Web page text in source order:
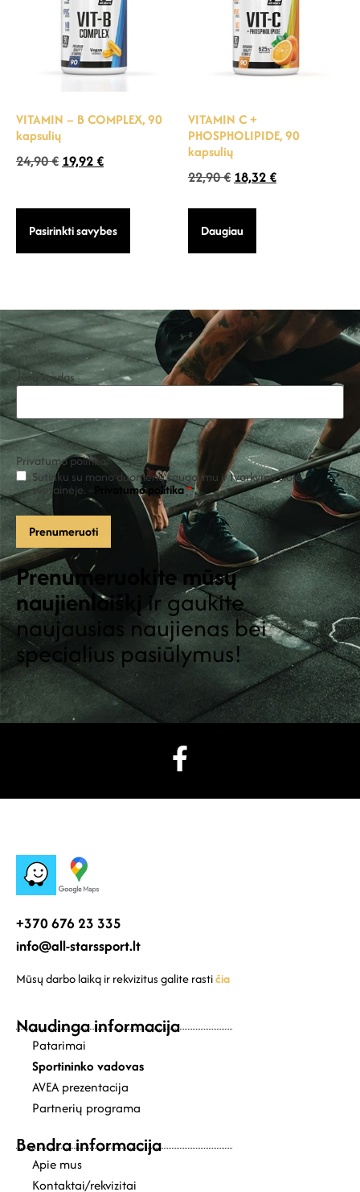
VITAMIN – B COMPLEX, 90
kapsulių
24,90€ 19,92€
Pasirinkti savybes
VITAMIN C +
PHOSPHOLIPIDE, 90
kapsulių
22,90€ 18,32€
Daugiau
Jūsų vardas
Privatumo politika*
Sutinku su mano duomenų saugojimu ir tvarkymu šioje
svetainėje. - Privatumo politika*
Prenumeruokite mūsų
naujienlaiškįir gaukite
naujausias naujienas bei
specialius pasiūlymus!
+370 676 23 335
info@all-starssport.lt
Mūsų darbo laiką ir rekvizitus galite rastičia
Naudinga informacija
Patarimai
Sportininko vadovas
AVEA prezentacija
Partnerių programa
Bendra informacija
Apie mus
Kontaktai/rekvizitai